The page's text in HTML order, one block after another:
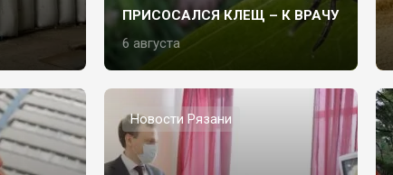
ПРИСОСАЛСЯ КЛЕЩ – К ВРАЧУ
6 августа
Новости Рязани